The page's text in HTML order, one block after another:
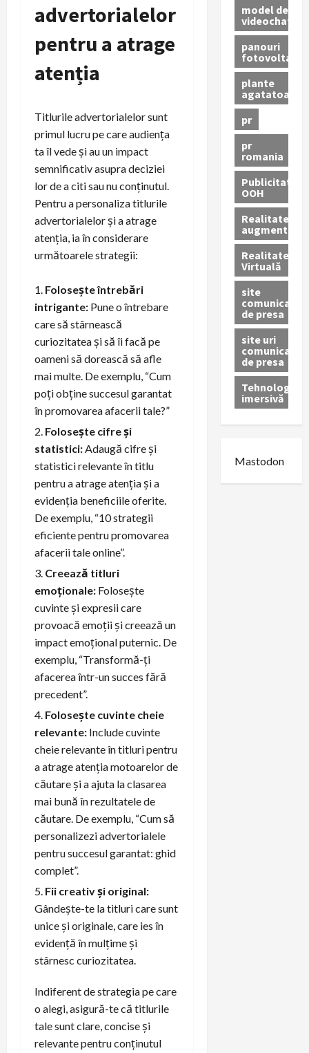
advertorialelor
pentru a atrage
atenția
Titlurile advertorialelor sunt
primul lucru pe care audiența
ta îl vede și au un impact
semnificativ asupra deciziei
lor de a citi sau nu conținutul.
Pentru a personaliza titlurile
advertorialelor și a atrage
atenția, ia în considerare
următoarele strategii:
Folosește întrebări
intrigante: Pune o întrebare
care să stârnească
curiozitatea și să îi facă pe
oameni să dorească să afle
mai multe. De exemplu, “Cum
poți obține succesul garantat
în promovarea afacerii tale?”
Folosește cifre și
statistici:Adaugă cifre și
statistici relevante în titlu
pentru a atrage atenția și a
evidenția beneficiile oferite.
De exemplu, “10 strategii
eficiente pentru promovarea
afacerii tale online”.
Creează titluri
emoționale: Folosește
cuvinte și expresii care
provoacă emoții și creează un
impact emoțional puternic. De
exemplu, “Transformă-ți
afacerea într-un succes fără
precedent”.
Folosește cuvinte cheie
relevante: Include cuvinte
cheie relevante în titluri pentru
a atrage atenția motoarelor de
căutare și a ajuta la clasarea
mai bună în rezultatele de
căutare. De exemplu, “Cum să
personalizezi advertorialele
pentru succesul garantat: ghid
complet”.
Fii creativ și original:
Gândește-te la titluri care sunt
unice și originale, care ies în
evidență în mulțime și
stârnesc curiozitatea.
Indiferent de strategia pe care
o alegi, asigură-te că titlurile
tale sunt clare, concise și
relevante pentru conținutul
model de
videochat
panouri
fotovoltaice
plante
agatatoare
pr
pr
romania
Publicitate
OOH
Realitatea
augmentată
Realitatea
Virtuală
site
comunicate
de presa
site uri
comunicate
de presa
Tehnologie
imersivă
Mastodon